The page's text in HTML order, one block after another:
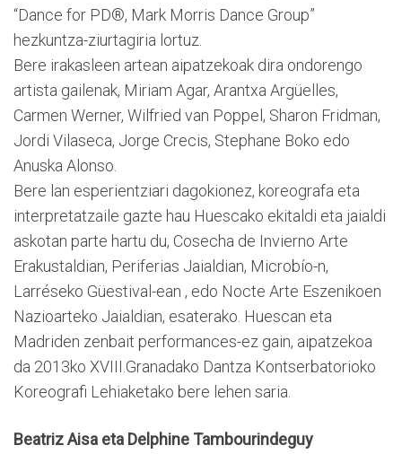
“Dance for PD®, Mark Morris Dance Group”
hezkuntza-ziurtagiria lortuz.
Bere irakasleen artean aipatzekoak dira ondorengo
artista gailenak, Miriam Agar, Arantxa Argüelles,
Carmen Werner, Wilfried van Poppel, Sharon Fridman,
Jordi Vilaseca, Jorge Crecis, Stephane Boko edo
Anuska Alonso.
Bere lan esperientziari dagokionez, koreografa eta
interpretatzaile gazte hau Huescako ekitaldi eta jaialdi
askotan parte hartu du, Cosecha de Invierno Arte
Erakustaldian, Periferias Jaialdian, Microbío-n,
Larréseko Güestival-ean , edo Nocte Arte Eszenikoen
Nazioarteko Jaialdian, esaterako. Huescan eta
Madriden zenbait performances-ez gain, aipatzekoa
da 2013ko XVIII.Granadako Dantza Kontserbatorioko
Koreografi Lehiaketako bere lehen saria.
Beatriz Aisa eta Delphine Tambourindeguy